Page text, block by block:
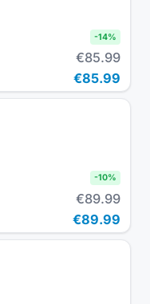
-14%
€85.99
€85.99
-10%
€89.99
€89.99